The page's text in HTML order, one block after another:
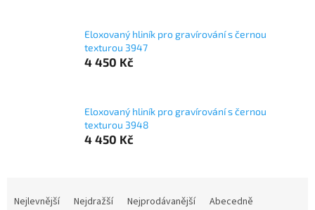
Eloxovaný hliník pro gravírování s černou
texturou 3947
4 450 Kč
Eloxovaný hliník pro gravírování s černou
texturou 3948
4 450 Kč
Nejlevnější Nejdražší Nejprodávanější Abecedně